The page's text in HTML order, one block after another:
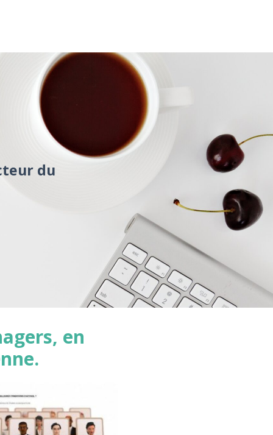
du
en